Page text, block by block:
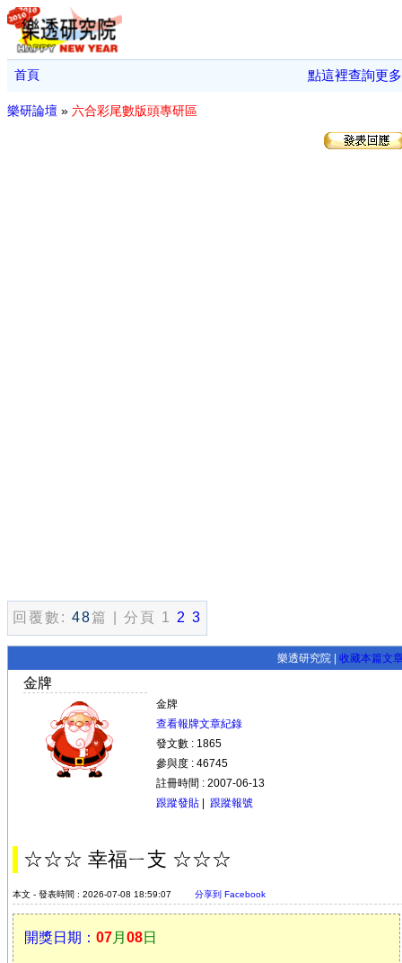
首頁 點這裡查詢更多
樂研論壇 » 六合彩尾數版頭專研區
回覆數: 48篇 | 分頁 1 2 3
樂透研究院 | 收藏本篇文
金牌
金牌
查看報牌文章紀錄
發文數 : 1865
參與度 : 46745
註冊時間 : 2007-06-13
跟蹤發貼
跟蹤報號
☆☆☆ 幸福ㄧ支 ☆☆☆
本文 - 發表時間 : 2026-07-08 18:59:07 分享到 Facebook
開獎日期： 07月 08日